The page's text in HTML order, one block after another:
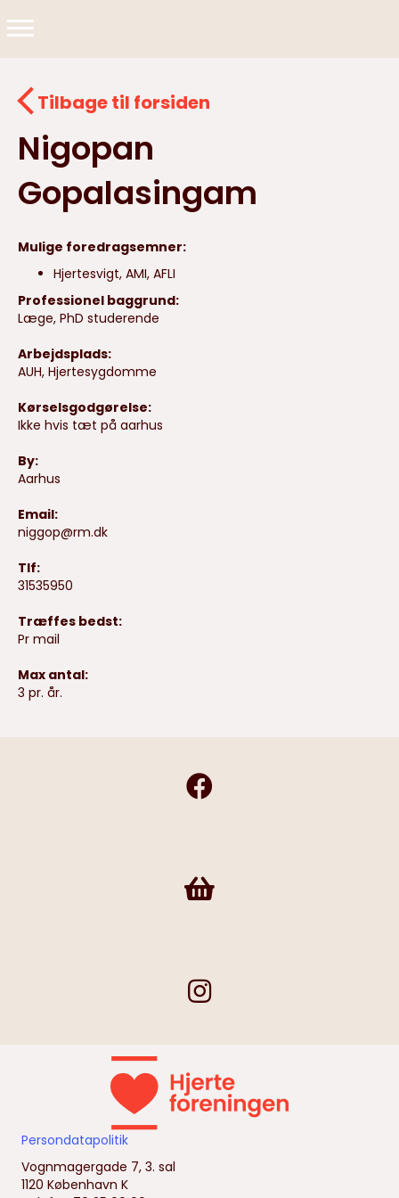
Tilbage til forsiden
Nigopan
Gopalasingam
Mulige foredragsemner:
Hjertesvigt, AMI, AFLI
Professionel baggrund:
Læge, PhD studerende
Arbejdsplads:
AUH, Hjertesygdomme
Kørselsgodgørelse:
Ikke hvis tæt på aarhus
By:
Aarhus
Email:
niggop@rm.dk
Tlf:
31535950
Træffes bedst:
Pr mail
Max antal:
3 pr. år.
Frivilligshop
Persondatapolitik
Vognmagergade 7, 3. sal
1120 København K